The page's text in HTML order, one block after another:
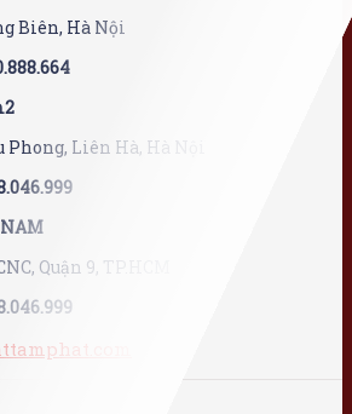
Biên, Hà Nội
Phong, Liên Hà, Hà Nội
Quận 9, TP.HCM